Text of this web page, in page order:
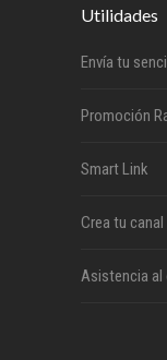
Utilidades
Envía tu
Promoción
Smart Link
Crea tu canal
Asistencia al